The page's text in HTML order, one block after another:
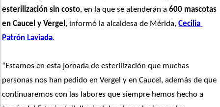
esterilización sin costo, en la que se atenderán a 600 mascotas
en Caucel y Vergel , informó la alcaldesa de Mérida, Cecilia
Patrón Laviada.
“Estamos en esta jornada de esterilización que muchas
personas nos han pedido en Vergel y en Caucel, además de que
continuaremos con las labores que siempre hemos hecho a